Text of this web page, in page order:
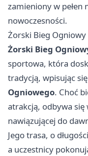
zamieniony w pełen
nowoczesności.
Żorski Bieg
Żorski Bieg
sportowa, która
tradycją, wpisując
Ogniowego. Choć
atrakcją, odbywa
nawiązującej do
Jego trasa, o długości
a uczestnicy